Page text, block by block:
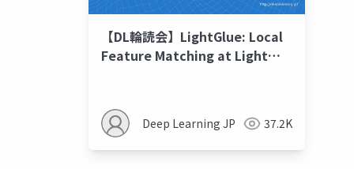
【DL輪読会】LightGlue: Local
Feature Matching at Light
Deep Learning JP 37.2K